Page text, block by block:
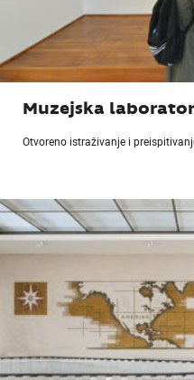
Muzejska
Otvoreno istraživanje i